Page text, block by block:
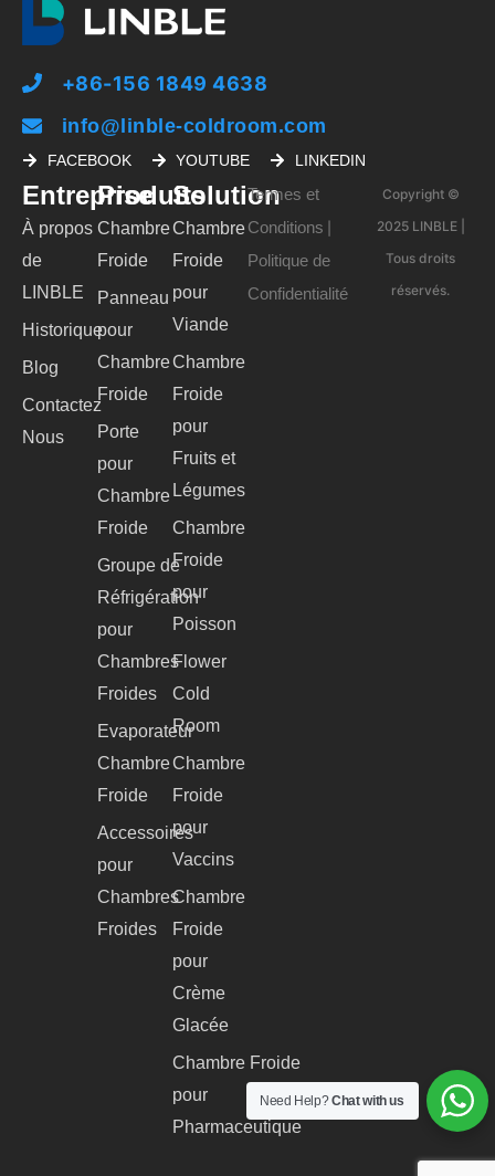
+86-156 1849 4638
info@linble-coldroom.com
FACEBOOK YOUTUBE LINKEDIN
Entreprise
À propos
de
LINBLE
Historique
Blog
Contactez
Nous
Produits
Chambre
Froide
Panneau
pour
Chambre
Froide
Porte
pour
Chambre
Froide
Groupe de
Réfrigération
pour
Chambres
Froides
Evaporateur
Chambre
Froide
Accessoires
pour
Chambres
Froides
Solution
Chambre
Froide
pour
Viande
Chambre
Froide
pour
Fruits et
Légumes
Chambre
Froide
pour
Poisson
Flower
Cold
Room
Chambre
Froide
pour
Vaccins
Chambre
Froide
pour
Crème
Glacée
Chambre Froide
pour
Pharmaceutique
Termes et
Conditions
Politique de
Confidentialité
Copyright ©
2025 LINBLE |
Tous droits
réservés.
Need Help?Chat with us